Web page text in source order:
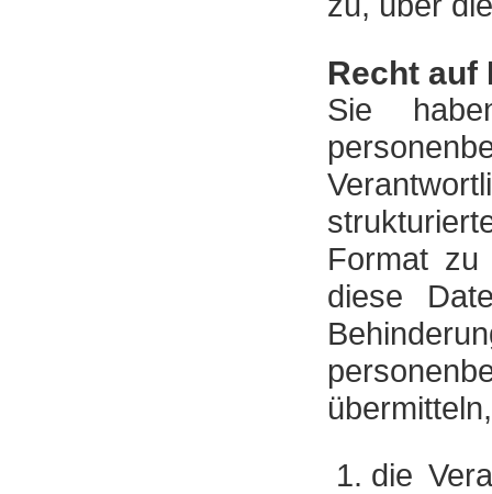
Recht auf
Sie
Format zu
diese
die